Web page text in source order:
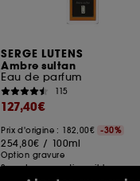
SERGE LUTENS
Ambre sultan
Eau de parfum
115
127,40€
Prix d'origine : 182,00€ -30%
254,80€ / 100ml
Option gravure
2 contenances disponibles